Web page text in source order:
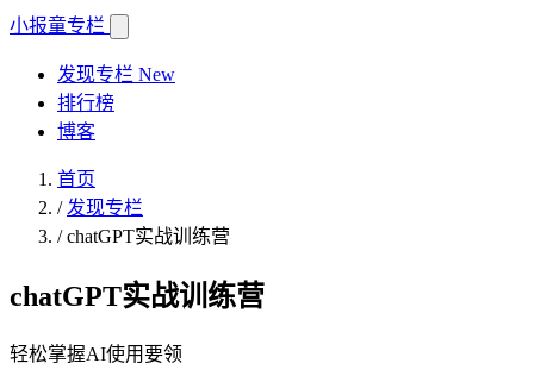
小报童专栏
发现专栏 New
排行榜
博客
首页
/ 发现专栏
/chatGPT实战训练营
chatGPT实战训练营
轻松掌握AI使用要领